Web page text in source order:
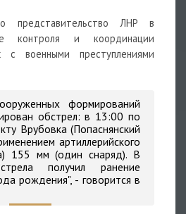
представительство ЛНР в
контроля и координации
с военными преступлениями
формирований
обстрел: в 13:00 по
Врубовка (Попаснянский
артиллерийского
155 мм (один снаряд). В
получил ранение
рождения", - говорится в